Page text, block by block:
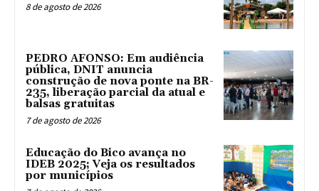
8 de agosto de 2026
PEDRO AFONSO: Em audiência
pública, DNIT anuncia
construção de nova ponte na BR-
235, liberação parcial da atual e
balsas gratuitas
7 de agosto de 2026
Educação do Bico avança no
IDEB 2025; Veja os resultados
por municípios